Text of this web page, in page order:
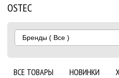
OSTEC
Бренды ( Все )
ВСЕ ТОВАРЫ НОВИНКИ